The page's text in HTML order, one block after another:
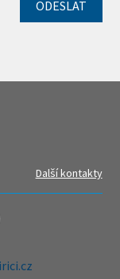
Další kontakty